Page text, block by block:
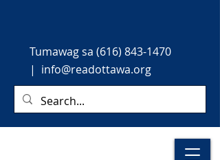
Tumawagsa (616) 843-1470
| info@readottawa.org